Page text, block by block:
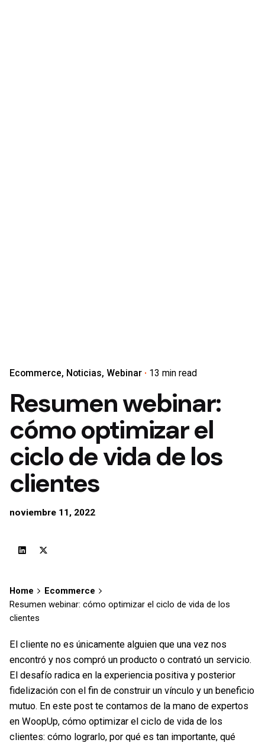
Ecommerce Noticias Webinar 13 min read
Resumen webinar:
cómo optimizar el
ciclo de vida de los
clientes
noviembre 11, 2022
Home
Ecommerce
Resumen webinar: cómo optimizar el ciclo de vida de los
clientes
El cliente no es únicamente alguien que una vez nos
encontró y nos compró un producto o contrató un servicio.
El desafío radica en la experiencia positiva y posterior
fidelización con el fin de construir un vínculo y un beneficio
mutuo. En este post te contamos de la mano de expertos
en WoopUp, cómo optimizar el ciclo de vida de los
clientes: cómo lograrlo, por qué es tan importante, qué